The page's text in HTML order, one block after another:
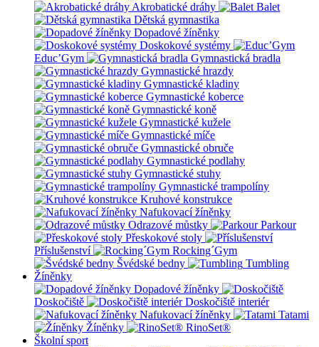
Akrobatické dráhy
Balet
Dětská gymnastika
Dopadové žíněnky
Doskokové systémy
Educ’Gym
Gymnastická bradla
Gymnastické hrazdy
Gymnastické kladiny
Gymnastické koberce
Gymnastické koně
Gymnastické kužele
Gymnastické míče
Gymnastické obruče
Gymnastické podlahy
Gymnastické stuhy
Gymnastické trampolíny
Kruhové konstrukce
Nafukovací žíněnky
Odrazové můstky
Parkour
Přeskokové stoly
Příslušenství
Rocking´Gym
Švédské bedny
Tumbling
Žíněnky
Dopadové žíněnky
Doskočiště
Doskočiště interiér
Nafukovací žíněnky
Tatami
Žíněnky
RinoSet®
Školní sport